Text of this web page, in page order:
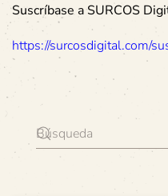
Suscríbase a SURCOS
https://surcosdigital.com/